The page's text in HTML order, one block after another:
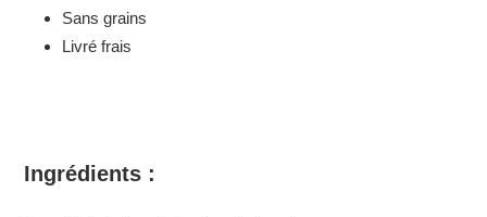
Sans grains
Livré frais
Ingrédients :